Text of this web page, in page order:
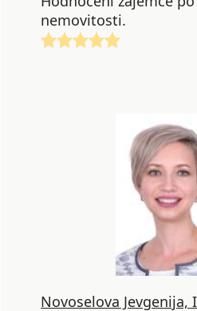
nemovitosti.
Novoselova Jevgenija,